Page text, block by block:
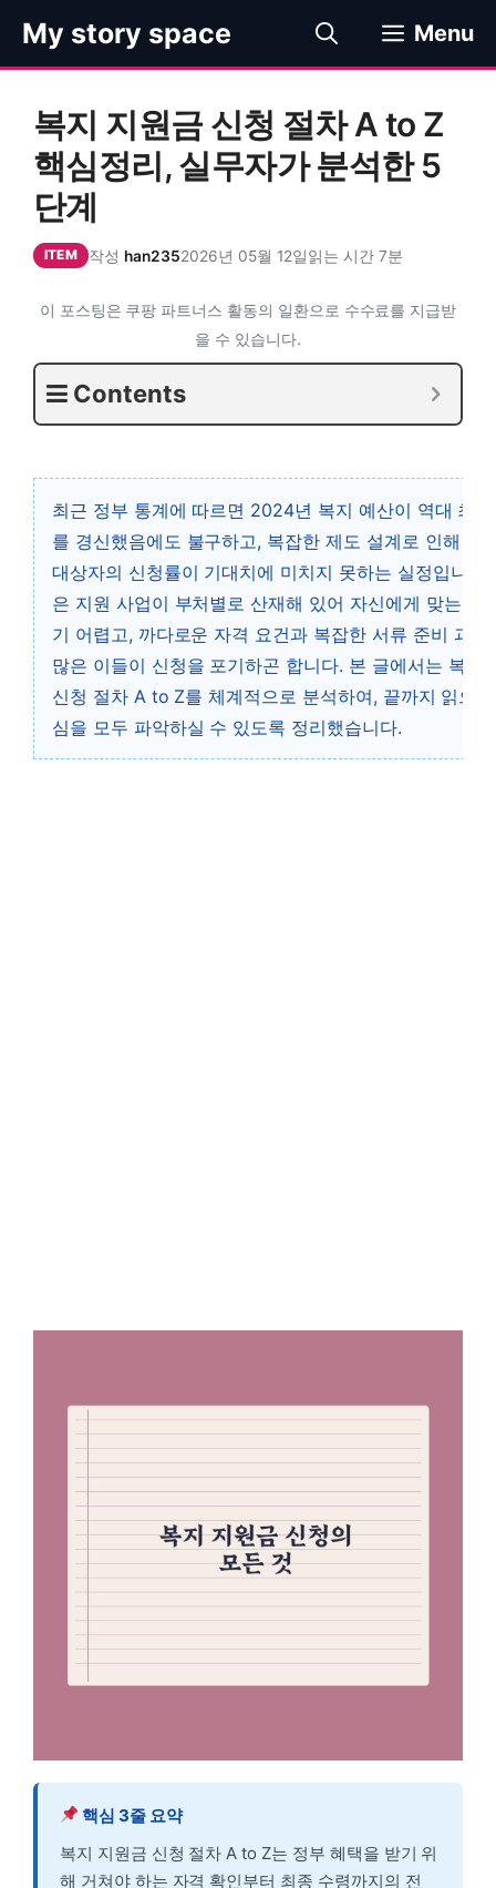
츠
My story space Menu
복지 지원금 신청 절차 A to Z
핵심정리, 실무자가 분석한 5
단계
ITEM 작성 han2352026년 05월 12일읽는 시간 7분
이 포스팅은 쿠팡 파트너스 활동의 일환으로 수수료를 지급받
을 수 있습니다.
Contents
최근 정부 통계에 따르면 2024년 복지 예산이 역대 최
를 경신했음에도 불구하고, 복잡한 제도 설계로 인해 실
대상자의 신청률이 기대치에 미치지 못하는 실정입니다.
은 지원 사업이 부처별로 산재해 있어 자신에게 맞는 정
기 어렵고, 까다로운 자격 요건과 복잡한 서류 준비 과정
많은 이들이 신청을 포기하곤 합니다. 본 글에서는 복지
신청 절차 A to Z를 체계적으로 분석하여, 끝까지 읽으
심을 모두 파악하실 수 있도록 정리했습니다.
핵심 3줄 요약
복지 지원금 신청 절차 A to Z는 정부 혜택을 받기 위
해 거쳐야 하는 자격 확인부터 최종 수령까지의 전